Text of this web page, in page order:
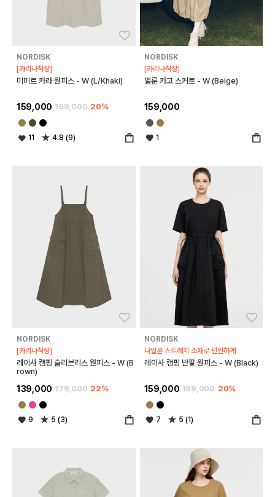
좋아요
NORDISK
[카리나착장]
미미르 카라 원피스 - W (L/Khaki)
159,000 199,000 20%
11 4.8 (9)
NORDISK
[카리나착장]
벌룬 카고 스커트 - W (Beige)
159,000
1
NORDISK
[카리나착장]
레이사 캠핑 슬리브리스 원피스 - W (B
rown)
139,000 179,000 22%
9 5 (3)
NORDISK
나일론 스트레치 소재로 편안하게
레이사 캠핑 반팔 원피스 - W (Black)
159,000 199,000 20%
7 5 (1)